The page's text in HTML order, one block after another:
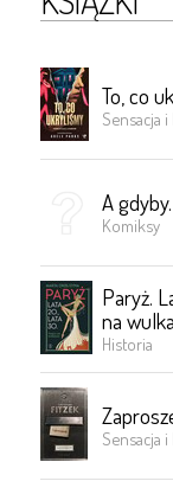
To, co
Sensacja
A
Komiksy
Paryż.
na
Historia
Sensacja